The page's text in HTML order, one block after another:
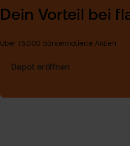
Dein Vorteil bei
Über 15.000 börsennotierte Aktien
Depot eröffnen